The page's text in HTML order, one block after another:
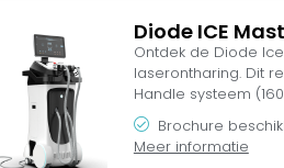
Inclusief een
euro’s en 2 jaar
introductieactie met
Diode ICE
Ontdek de Diode
laserontharing. Dit
Handle systeem
spot voor
het Intelligente AI
en veilige
Meer informatie
Brochure